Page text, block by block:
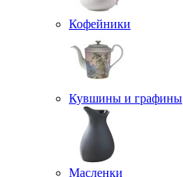
Кофейники
Кувшины и графины
Масленки